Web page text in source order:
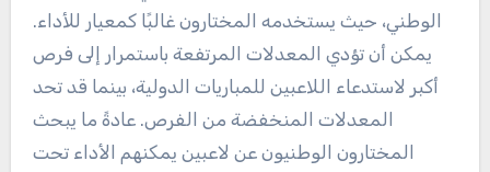
الوطني، حيث يستخدمه المختارون غالبًا كمعيار للأداء.
يمكن أن تؤدي المعدلات المرتفعة باستمرار إلى فرص
أكبر لاستدعاء اللاعبين للمباريات الدولية، بينما قد تحد
المعدلات المنخفضة من الفرص. عادةً ما يبحث
المختارون الوطنيون عن لاعبين يمكنهم الأداء تحت